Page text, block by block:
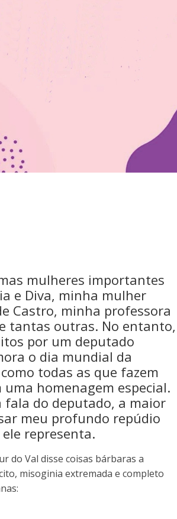
mulheres importantes
e Diva, minha mulher
Castro, minha professora
tantas outras. No entanto,
por um deputado
o dia mundial da
todas as que fazem
homenagem especial.
fala do deputado, a maior
meu profundo repúdio
representa.
do Val disse coisas bárbaras a
misoginia extremada e completo